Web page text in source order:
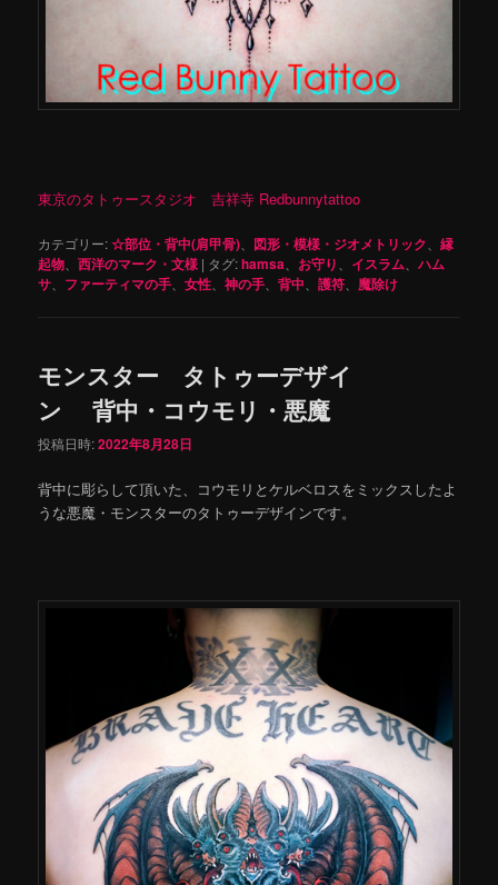
東京のタトゥースタジオ 吉祥寺 Redbunnytattoo
カテゴリー:☆部位・背中(肩甲骨) 図形・模様・ジオメトリック 、縁
起物 、西洋のマーク・文様 | タグ:hamsa お守り イスラム 、ハム
サ
ファーティマの手 、女性 、神の手 、背中 、護符 魔除け
モンスター タトゥーデザイ
ン 背中・コウモリ・悪魔
投稿日時:2022年8月28日
背中に彫らして頂いた、コウモリとケルベロスをミックスしたよ
うな悪魔・モンスターのタトゥーデザインです。